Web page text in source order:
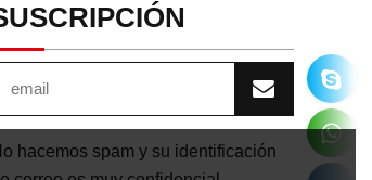
hacemos spam y su identificación